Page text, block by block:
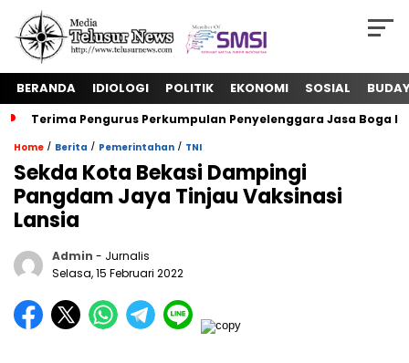
BERANDA IDIOLOGI POLITIK EKONOMI SOSIAL
Terima Pengurus Perkumpulan Penyelenggara Jasa Boga
Home / Berita / Pemerintahan / TNI
Sekda Kota Bekasi Dampingi
Pangdam Jaya Tinjau Vaksinasi
Lansia
Admin - Jurnalis
Selasa, 15 Februari 2022